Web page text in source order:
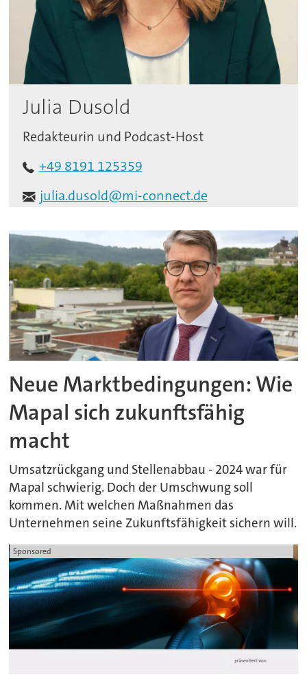
Julia Dusold
Redakteurin und Podcast-Host
+49 8191 125359
julia.dusold@mi-connect.de
Neue Marktbedingungen: Wie
Mapal sich zukunftsfähig
macht
Umsatzrückgang und Stellenabbau - 2024 war für
Mapal schwierig. Doch der Umschwung soll
kommen. Mit welchen Maßnahmen das
Unternehmen seine Zukunftsfähigkeit sichern will.
Sponsored